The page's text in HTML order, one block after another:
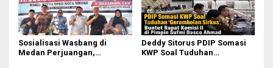
Sosialisasi Wasbang di
Medan Perjuangan,
Deddy Sitorus PDIP Somasi
KWP Soal Tuduhan